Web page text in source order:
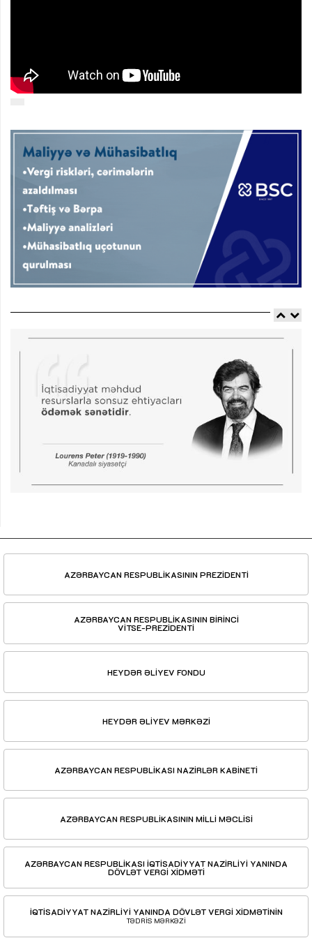
AZƏRBAYCAN RESPUBLİKASININ PREZİDENTİ
AZƏRBAYCAN RESPUBLİKASININ BİRİNCİ
VİTSE-PREZİDENTİ
HEYDƏR ƏLİYEV FONDU
HEYDƏR ƏLİYEV MƏRKƏZİ
AZƏRBAYCAN RESPUBLİKASI NAZİRLƏR KABİNETİ
AZƏRBAYCAN RESPUBLİKASININ MİLLİ MƏCLİSİ
AZƏRBAYCAN RESPUBLİKASI İQTİSADİYYAT NAZİRLİYİ YANINDA
DÖVLƏT VERGİ XİDMƏTİ
İQTİSADİYYAT NAZİRLİYİ YANINDA DÖVLƏT VERGİ XİDMƏTİNİN
TƏDRİS MƏRKƏZİ